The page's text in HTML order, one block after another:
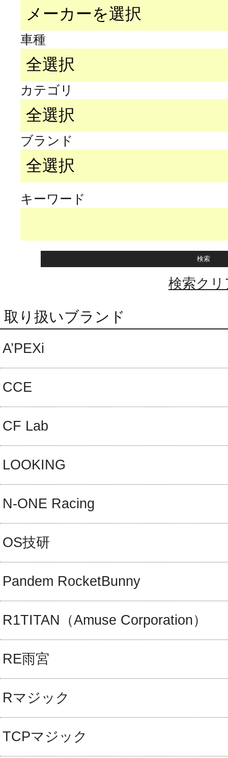
車種
カテゴリ
ブランド
キーワード
検索クリ
取り扱いブランド
A’PEXi
CCE
CF Lab
LOOKING
N-ONE Racing
OS技研
Pandem RocketBunny
R1TITAN（Amuse Corporation）
RE雨宮
Rマジック
TCPマジック